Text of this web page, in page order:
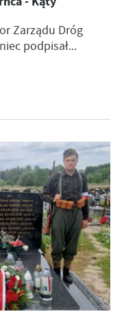
Zarządu Dróg
podpisał...